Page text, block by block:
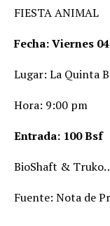
FIESTA ANIMAL
Fecha: Viernes
Lugar: La Quinta
Hora: 9:00 pm
Entrada: 100 Bsf
BioShaft &
Fuente: Nota de